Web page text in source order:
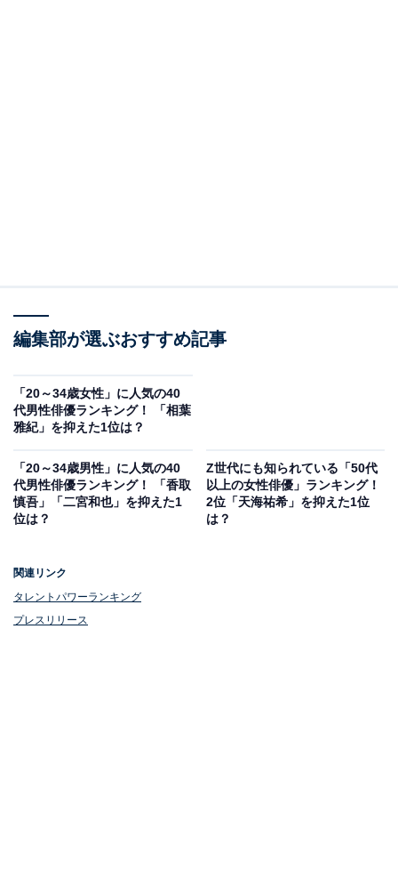
コンビを結成。 2007年に開催された「M-1グランプリ
2007」では大会史上初となる敗者復活枠からの優勝を成
現在は 『サンドウィッチマン&芦田愛菜の博士ちゃん』
（テレビ朝日系）や『バナナサンド』（TBS系）など多
数のレギュラー番組を持ち、『サンドウィッチマン ザ・
ラジオショーサタデー』（ニッポン放送）などのラジオ
でも高い人気を集めています。2024年11月には、2人の
した。
編集部が選ぶおすすめ記事
「20～34歳女性」に人気の40
代男性俳優ランキング！ 「相葉
雅紀」を抑えた1位は？
「20～34歳男性」に人気の40
代男性俳優ランキング！ 「香取
慎吾」「二宮和也」を抑えた1
位は？
Z世代にも知られている「50代
以上の女性俳優」ランキング！
2位「天海祐希」を抑えた1位
は？
関連リンク
タレントパワーランキング
プレスリリース